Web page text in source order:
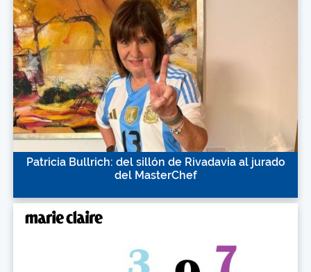
Patricia Bullrich: del sillón de Rivadavia al jurado
del MasterChef